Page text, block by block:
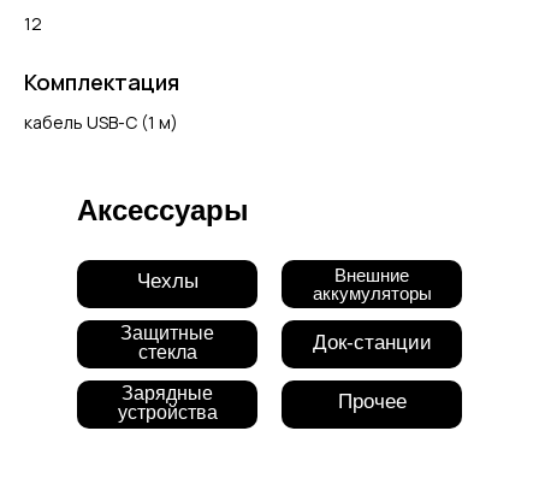
12
Комплектация
кабель USB-С (1 м)
Аксессуары
Защитные
стекла
Внешние
аккумуляторы
Зарядные
устройства
Док-станции
Прочее
Чехлы